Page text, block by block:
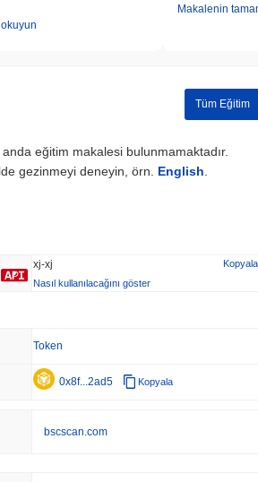
Makalenin
Tüm Eğitim
eğitim makalesi bulunmamaktadır.
gezinmeyi deneyin, örn. English
xj-xj
Kopyala
Nasıl kullanılacağını göster
Token
0x8f...2ad5 Kopyala
bscscan.com